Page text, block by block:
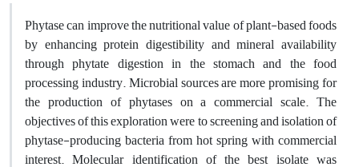
Phytase can improve the nutritional value of plant-based foods
by enhancing protein digestibility and mineral availability
through phytate digestion in the stomach and the food
processing industry. Microbial sources are more promising for
the production of phytases on a commercial scale. The
objectives of this exploration were to screening and isolation of
phytase-producing bacteria from hot spring with commercial
interest. Molecular identification of the best isolate was